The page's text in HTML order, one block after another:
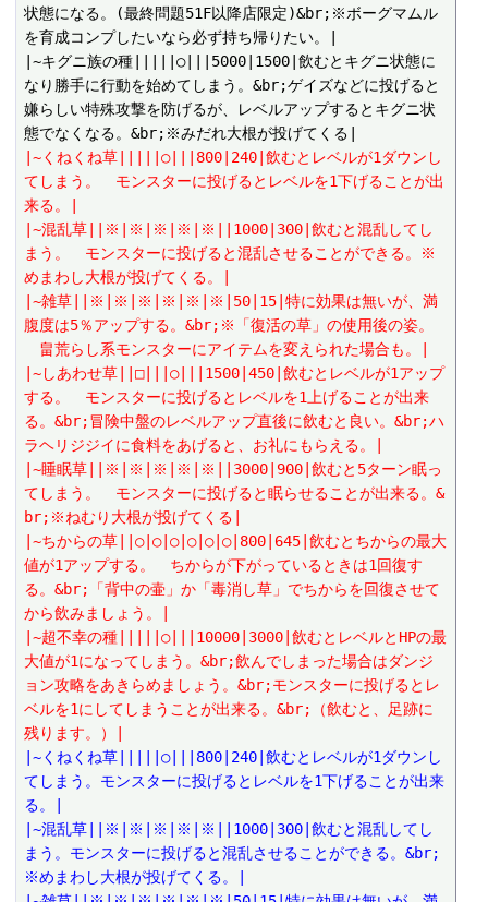
状態になる。(最終問題51F以降店限定)&br;※ボーグマムル
を育成コンプしたいなら必ず持ち帰りたい。|
|~キグニ族の種|||||○|||5000|1500|飲むとキグニ状態に
なり勝手に行動を始めてしまう。&br;ゲイズなどに投げると
嫌らしい特殊攻撃を防げるが、レベルアップするとキグニ状
|~くねくね草|||||○|||800|240|飲むとレベルが1ダウンし
てしまう。　モンスターに投げるとレベルを1下げることが出
来る。|
|~混乱草||※|※|※|※|※||1000|300|飲むと混乱してし
まう。　モンスターに投げると混乱させることができる。※
めまわし大根が投げてくる。|
|~雑草||※|※|※|※|※|※|50|15|特に効果は無いが、満
腹度は5％アップする。&br;※「復活の草」の使用後の姿。
畠荒らし系モンスターにアイテムを変えられた場合も。|
|~しあわせ草||□|||○|||1500|450|飲むとレベルが1アップ
する。　モンスターに投げるとレベルを1上げることが出来
る。&br;冒険中盤のレベルアップ直後に飲むと良い。&br;ハ
ラヘリジジイに食料をあげると、お礼にもらえる。|
|~睡眠草||※|※|※|※|※||3000|900|飲むと5ターン眠っ
てしまう。　モンスターに投げると眠らせることが出来る。&
br;※ねむり大根が投げてくる|
|~ちからの草||○|○|○|○|○|○|800|645|飲むとちからの最大
値が1アップする。　ちからが下がっているときは1回復す
る。&br;「背中の壷」か「毒消し草」でちからを回復させて
から飲みましょう。|
|~超不幸の種|||||○|||10000|3000|飲むとレベルとHPの最
大値が1になってしまう。&br;飲んでしまった場合はダンジ
ョン攻略をあきらめましょう。&br;モンスターに投げるとレ
ベルを1にしてしまうことが出来る。&br;（飲むと、足跡に
残ります。）|
|~くねくね草|||||○|||800|240|飲むとレベルが1ダウンし
てしまう。モンスターに投げるとレベルを1下げることが出来
る。|
|~混乱草||※|※|※|※|※||1000|300|飲むと混乱してし
まう。モンスターに投げると混乱させることができる。&br;
※めまわし大根が投げてくる。|